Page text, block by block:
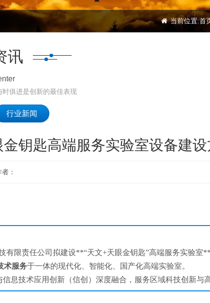
当前位置:首
讯
俱进是创新的最佳表现
行业新闻
钥匙高端服务实验室设备建设
：
有限责任公司拟建设**“天文+天眼金钥匙”高端服务实验室
术服务于一体的现代化、智能化、国产化高端实验室。
息技术应用创新（信创）深度融合，服务区域科技创新与